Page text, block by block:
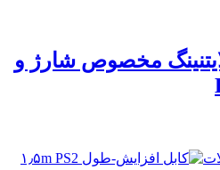
آیفون 1 به 2 لایتنینگ مخصوص شارژ و